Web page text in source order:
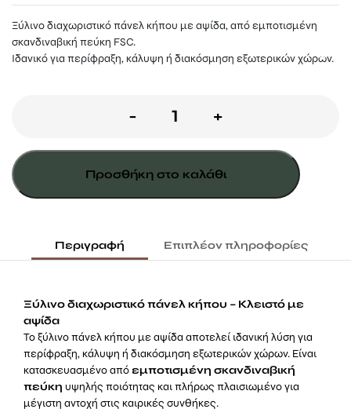
Ξύλινο διαχωριστικό πάνελ κήπου με αψίδα, από εμποτισμένη
σκανδιναβική πεύκη FSC.
Ιδανικό για περίφραξη, κάλυψη ή διακόσμηση εξωτερικών χώρων.
-
Ξύλινο
Πάνελ
Κλειστό
180
x
ποσότητα
+
Προσθήκη στο καλάθι
Περιγραφή Επιπλέον πληροφορίες
Ξύλινο διαχωριστικό πάνελ κήπου – Κλειστό με
αψίδα
Το ξύλινο πάνελ κήπου με αψίδα αποτελεί ιδανική λύση για
περίφραξη, κάλυψη ή διακόσμηση εξωτερικών χώρων. Είναι
κατασκευασμένο απόεμποτισμένη σκανδιναβική
πεύκη υψηλής ποιότητας και πλήρως πλαισιωμένο για
μέγιστη αντοχή στις καιρικές συνθήκες.